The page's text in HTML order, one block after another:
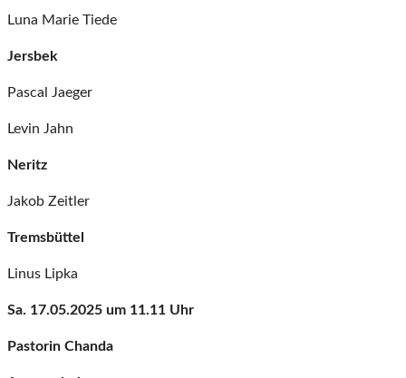
Luna Marie Tiede
Jersbek
Pascal Jaeger
Levin Jahn
Neritz
Jakob Zeitler
Tremsbüttel
Linus Lipka
Sa. 17.05.2025 um 11.11 Uhr
Pastorin Chanda